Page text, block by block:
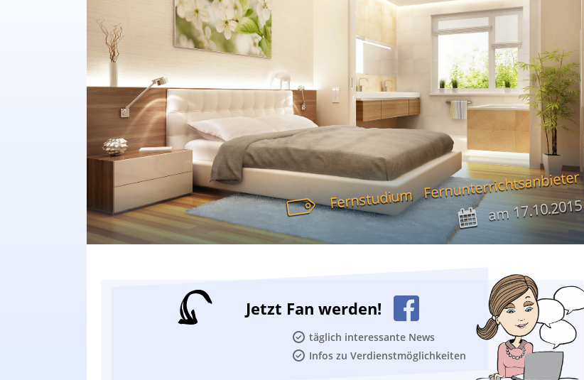
Fernstudium Fernunterrichtsanbieter
am17.10.2015
Jetzt Fan werden!
täglich interessante News
Infos zu Verdienstmöglichkeiten